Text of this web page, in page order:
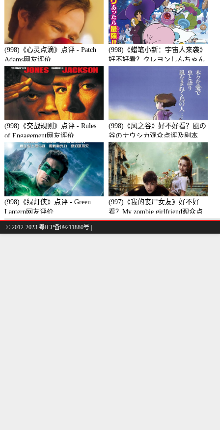
(998)《心灵点滴》点评 - Patch
Adams网友评价
(998)《蜡笔小新：宇宙人来袭》
好不好看？クレヨンしんちゃん
襲来!!宇宙人シリリ观众点评及
(998)《交战规则》点评 - Rules
of Engagement网友评价
(998)《风之谷》好不好看？風の
谷のナウシカ观众点评及剧本
(998)《绿灯侠》点评 - Green
Lantern网友评价
(997)《我的丧尸女友》好不好
看？My zombie girlfriend观众点
评及剧本
© 2012-2023 粤ICP备09211880号 |